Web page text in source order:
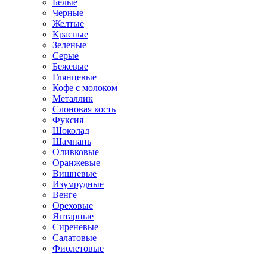
Белые
Черные
Желтые
Красные
Зеленые
Серые
Бежевые
Глянцевые
Кофе с молоком
Металлик
Слоновая кость
Фуксия
Шоколад
Шампань
Оливковые
Оранжевые
Вишневые
Изумрудные
Венге
Ореховые
Янтарные
Сиреневые
Салатовые
Фиолетовые